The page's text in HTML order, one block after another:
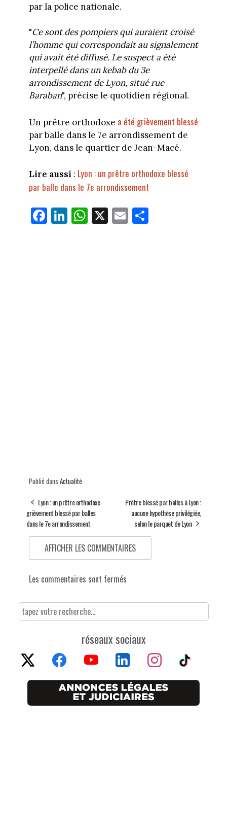
par la police nationale.
"Ce sont des pompiers qui auraient croisé
l’homme qui correspondait au signalement
qui avait été diffusé. Le suspect a été
interpellé dans un kebab du 3e
arrondissement de Lyon, situé rue
Baraban", précise le quotidien régional.
Un prêtre orthodoxe a été grièvement blessé
par balle dans le 7e arrondissement de
Lyon, dans le quartier de Jean-Macé.
Lire aussi : Lyon : un prêtre orthodoxe blessé
par balle dans le 7e arrondissement
Fa
ce
Li
nk
W
ha
X E
m
Pa
Publié dans Actualité
Lyon : un prêtre orthodoxe
grièvement blessé par balles
dans le 7e arrondissement
Prêtre blessé par balles à Lyon :
aucune hypothèse privilégiée,
selon le parquet de Lyon
AFFICHER LES COMMENTAIRES
Les commentaires sont fermés
réseaux sociaux